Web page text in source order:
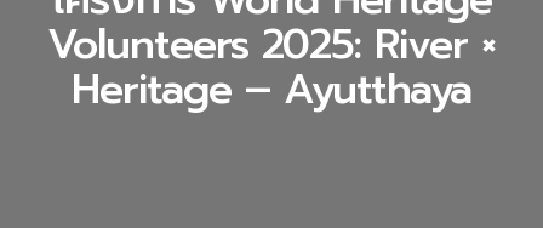
Volunteers 2025: River ×
Heritage – Ayutthaya